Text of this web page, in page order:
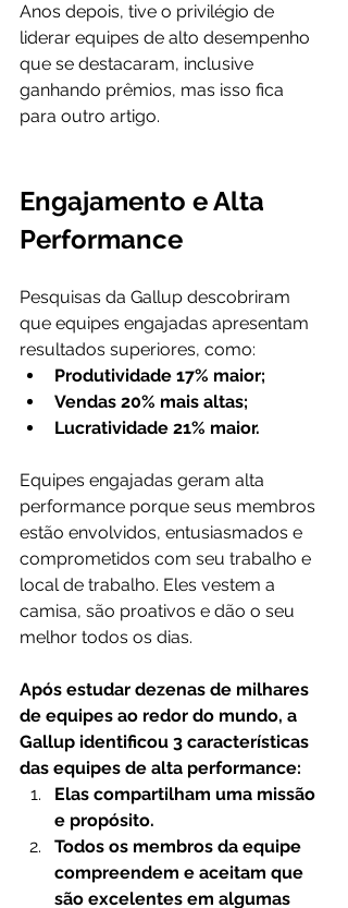
Anos depois, tive o privilégio de
liderar equipes de alto desempenho
que se destacaram, inclusive
ganhando prêmios, mas isso fica
para outro artigo.
Engajamento e Alta
Performance
Pesquisas da Gallup descobriram
que equipes engajadas apresentam
resultados superiores, como:
Produtividade 17% maior;
Vendas 20% mais altas;
Lucratividade 21% maior.
Equipes engajadas geram alta
performance porque seus membros
estão envolvidos, entusiasmados e
comprometidos com seu trabalho e
local de trabalho. Eles vestem a
camisa, são proativos e dão o seu
melhor todos os dias.
Após estudar dezenas de milhares
de equipes ao redor do mundo, a
Gallup identificou 3 características
das equipes de alta performance:
Elas compartilham uma missão
e propósito.
Todos os membros da equipe
compreendem e aceitam que
são excelentes em algumas